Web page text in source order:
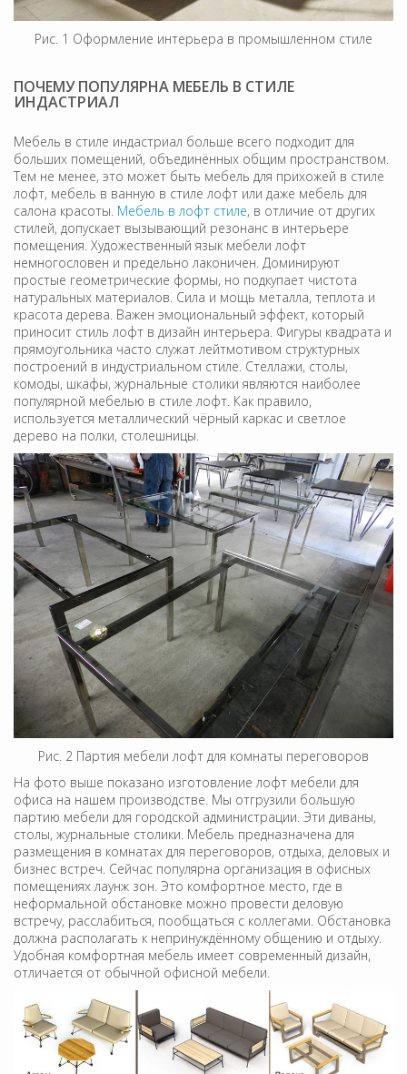
Рис. 1 Оформление интерьера в промышленном стиле
ПОЧЕМУ ПОПУЛЯРНА МЕБЕЛЬ В СТИЛЕ
ИНДАСТРИАЛ
Мебель в стиле индастриал больше всего подходит для
больших помещений, объединённых общим пространством.
Тем не менее, это может быть мебель для прихожей в стиле
лофт, мебель в ванную в стиле лофт или даже мебель для
салона красоты. Мебель в лофт стиле, в отличие от других
стилей, допускает вызывающий резонанс в интерьере
помещения. Художественный язык мебели лофт
немногословен и предельно лаконичен. Доминируют
простые геометрические формы, но подкупает чистота
натуральных материалов. Сила и мощь металла, теплота и
красота дерева. Важен эмоциональный эффект, который
приносит стиль лофт в дизайн интерьера. Фигуры квадрата и
прямоугольника часто служат лейтмотивом структурных
построений в индустриальном стиле. Стеллажи, столы,
комоды, шкафы, журнальные столики являются наиболее
популярной мебелью в стиле лофт. Как правило,
используется металлический чёрный каркас и светлое
дерево на полки, столешницы.
Рис. 2 Партия мебели лофт для комнаты переговоров
На фото выше показано изготовление лофт мебели для
офиса на нашем производстве. Мы отгрузили большую
партию мебели для городской администрации. Эти диваны,
столы, журнальные столики. Мебель предназначена для
размещения в комнатах для переговоров, отдыха, деловых и
бизнес встреч. Сейчас популярна организация в офисных
помещениях лаунж зон. Это комфортное место, где в
неформальной обстановке можно провести деловую
встречу, расслабиться, пообщаться с коллегами. Обстановка
должна располагать к непринуждённому общению и отдыху.
Удобная комфортная мебель имеет современный дизайн,
отличается от обычной офисной мебели.